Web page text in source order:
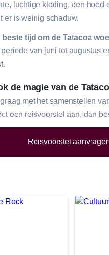
luchtige kleding, een hoed
er is weinig schaduw.
beste tijd om de Tatacoa
periode van juni tot augustus
de magie van de
graag met het samenstellen
een reisvoorstel aan, dan
Reisvoorstel aanvragen